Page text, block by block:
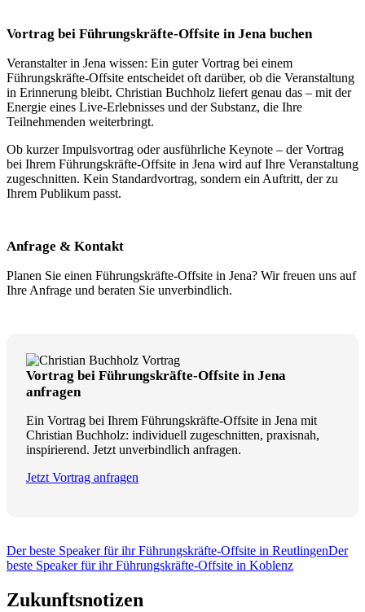
Vortrag bei Führungskräfte-Offsite in Jena buchen
Veranstalter in Jena wissen: Ein guter Vortrag bei einem
Führungskräfte-Offsite entscheidet oft darüber, ob die Veranstaltung
in Erinnerung bleibt. Christian Buchholz liefert genau das – mit der
Energie eines Live-Erlebnisses und der Substanz, die Ihre
Teilnehmenden weiterbringt.
Ob kurzer Impulsvortrag oder ausführliche Keynote – der Vortrag
bei Ihrem Führungskräfte-Offsite in Jena wird auf Ihre Veranstaltung
zugeschnitten. Kein Standardvortrag, sondern ein Auftritt, der zu
Ihrem Publikum passt.
Anfrage & Kontakt
Planen Sie einen Führungskräfte-Offsite in Jena? Wir freuen uns auf
Ihre Anfrage und beraten Sie unverbindlich.
Vortrag bei Führungskräfte-Offsite in Jena
anfragen
Ein Vortrag bei Ihrem Führungskräfte-Offsite in Jena mit
Christian Buchholz: individuell zugeschnitten, praxisnah,
inspirierend. Jetzt unverbindlich anfragen.
Jetzt Vortrag anfragen
Der beste Speaker für ihr Führungskräfte-Offsite in ReutlingenDer
beste Speaker für ihr Führungskräfte-Offsite in Koblenz
Zukunftsnotizen